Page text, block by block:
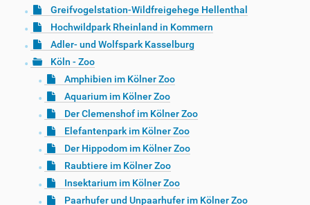
Greifvogelstation-Wildfreigehege Hellenthal
Hochwildpark Rheinland in Kommern
Adler- und Wolfspark Kasselburg
Köln - Zoo
Amphibien im Kölner Zoo
Aquarium im Kölner Zoo
Der Clemenshof im Kölner Zoo
Elefantenpark im Kölner Zoo
Der Hippodom im Kölner Zoo
Raubtiere im Kölner Zoo
Insektarium im Kölner Zoo
Paarhufer und Unpaarhufer im Kölner Zoo